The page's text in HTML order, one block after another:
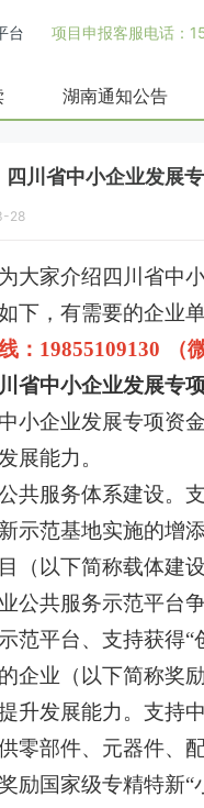
台 项目申报客服电话：
湖南通知公告
四川省中小企业发展
28
大家介绍四川省中
下，有需要的企业
： 19855109130 （
中小企业发展专项
企业发展专项资金
展能力。
服务体系建设。支
示范基地实施的增
（以下简称载体建
公共服务示范平台
范平台、支持获得“
企业（以下简称奖
发展能力。支持中
零部件、元器件、
励国家级专精特新“